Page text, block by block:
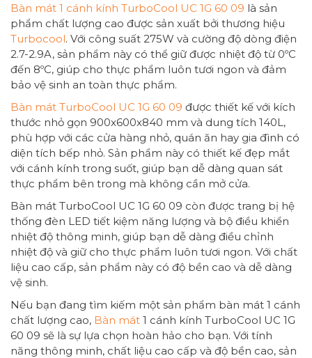
Bàn mát 1 cánh kính TurboCool UC 1G 60 09 là sản
phẩm chất lượng cao được sản xuất bởi thương hiệu
Turbocool. Với công suất 275W và cường độ dòng điện
2.7-2.9A, sản phẩm này có thể giữ được nhiệt độ từ 0ºC
đến 8ºC, giúp cho thực phẩm luôn tươi ngon và đảm
bảo vệ sinh an toàn thực phẩm.
Bàn mát TurboCool UC 1G 60 09 được thiết kế với kích
thước nhỏ gọn 900x600x840 mm và dung tích 140L,
phù hợp với các cửa hàng nhỏ, quán ăn hay gia đình có
diện tích bếp nhỏ. Sản phẩm này có thiết kế đẹp mắt
với cánh kính trong suốt, giúp bạn dễ dàng quan sát
thực phẩm bên trong mà không cần mở cửa.
Bàn mát TurboCool UC 1G 60 09 còn được trang bị hệ
thống đèn LED tiết kiệm năng lượng và bộ điều khiển
nhiệt độ thông minh, giúp bạn dễ dàng điều chỉnh
nhiệt độ và giữ cho thực phẩm luôn tươi ngon. Với chất
liệu cao cấp, sản phẩm này có độ bền cao và dễ dàng
vệ sinh.
Nếu bạn đang tìm kiếm một sản phẩm bàn mát 1 cánh
chất lượng cao, Bàn mát 1 cánh kính TurboCool UC 1G
60 09 sẽ là sự lựa chọn hoàn hảo cho bạn. Với tính
năng thông minh, chất liệu cao cấp và độ bền cao, sản